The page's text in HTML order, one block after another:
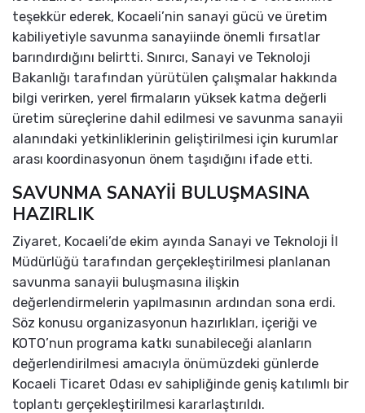
teşekkür ederek, Kocaeli’nin sanayi gücü ve üretim
kabiliyetiyle savunma sanayiinde önemli fırsatlar
barındırdığını belirtti. Sınırcı, Sanayi ve Teknoloji
Bakanlığı tarafından yürütülen çalışmalar hakkında
bilgi verirken, yerel firmaların yüksek katma değerli
üretim süreçlerine dahil edilmesi ve savunma sanayii
alanındaki yetkinliklerinin geliştirilmesi için kurumlar
arası koordinasyonun önem taşıdığını ifade etti.
SAVUNMA SANAYİİ BULUŞMASINA
HAZIRLIK
Ziyaret, Kocaeli’de ekim ayında Sanayi ve Teknoloji İl
Müdürlüğü tarafından gerçekleştirilmesi planlanan
savunma sanayii buluşmasına ilişkin
değerlendirmelerin yapılmasının ardından sona erdi.
Söz konusu organizasyonun hazırlıkları, içeriği ve
KOTO’nun programa katkı sunabileceği alanların
değerlendirilmesi amacıyla önümüzdeki günlerde
Kocaeli Ticaret Odası ev sahipliğinde geniş katılımlı bir
toplantı gerçekleştirilmesi kararlaştırıldı.